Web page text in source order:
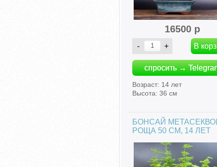
16500 р
спросить →
Возраст: 14 лет
Высота: 36 см
БОНСАЙ
РОЩА 50 СМ, 14 ЛЕТ